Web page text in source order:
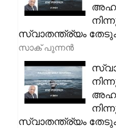
സ്വാതന്ത്ര്യം തേടുക
സാക് പുന്നൻ
സ്വാതന്ത്ര്യം തേടുക